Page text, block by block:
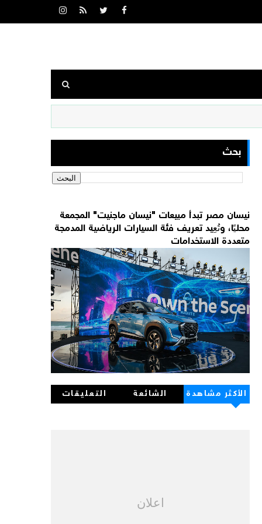
بحث
نيسان مصر تبدأ مبيعات "نيسان ماجنيت" المجمعة
محليًا، وتُعِيد تعريف فئة السيارات الرياضية المدمجة
متعددة الاستخدامات
الأكثر مشاهدة الشائعة التعليقات
اعلان